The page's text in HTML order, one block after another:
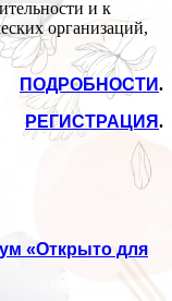
и к
организаций,
ПОДРОБНОСТИ.
РЕГИСТРАЦИЯ.
«Открыто для